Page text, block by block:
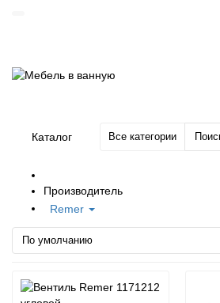
Каталог Все категории
Производитель
Remer